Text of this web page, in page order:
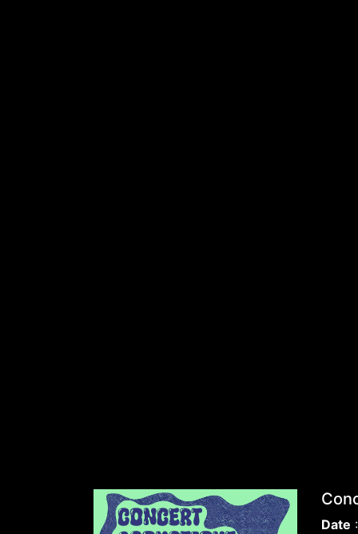
Date